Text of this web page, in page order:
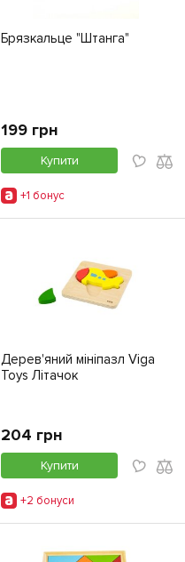
Брязкальце "Штанга"
199 грн
Купити
+1 бонус
Дерев'яний мініпазл Viga
Toys Літачок
204 грн
Купити
+2 бонуси